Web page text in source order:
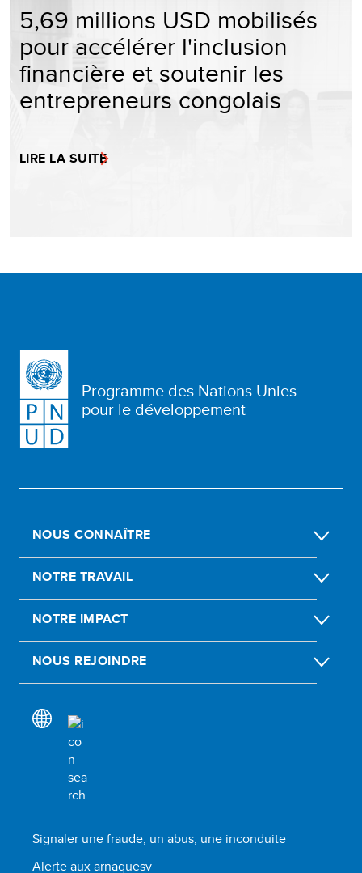
5,69 millions USD mobilisés
pour accélérer l'inclusion
financière et soutenir les
entrepreneurs congolais
LIRE LA SUITE
Programme des Nations Unies
pour le développement
NOUS CONNAÎTRE
NOTRE TRAVAIL
NOTRE IMPACT
NOUS REJOINDRE
Signaler une fraude, un abus, une inconduite
Alerte aux arnaquesv